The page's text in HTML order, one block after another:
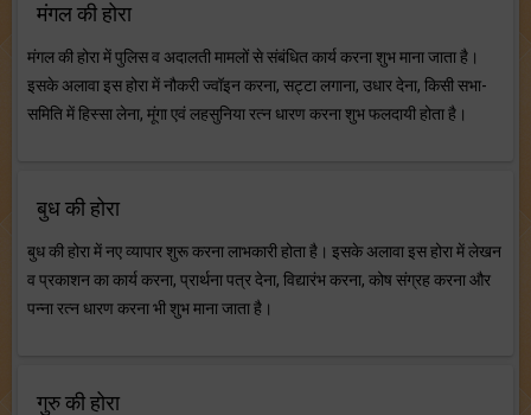
मंगल की होरा
मंगल की होरा में पुलिस व अदालती मामलों से संबंधित कार्य करना शुभ माना जाता है।
इसके अलावा इस होरा में नौकरी ज्वॉइन करना, सट्टा लगाना, उधार देना, किसी सभा-
समिति में हिस्सा लेना, मूंगा एवं लहसुनिया रत्न धारण करना शुभ फलदायी होता है।
बुध की होरा
बुध की होरा में नए व्यापार शुरू करना लाभकारी होता है। इसके अलावा इस होरा में लेखन
व प्रकाशन का कार्य करना, प्रार्थना पत्र देना, विद्यारंभ करना, कोष संग्रह करना और
पन्ना रत्न धारण करना भी शुभ माना जाता है।
गुरु की होरा